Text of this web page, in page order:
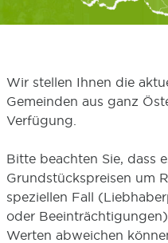
Wir stellen Ihnen die
Gemeinden aus ganz
Verfügung.
Bitte beachten Sie, dass
Grundstückspreisen um
speziellen Fall
oder
Werten abweichen